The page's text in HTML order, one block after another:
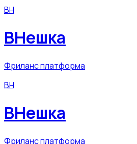
ВН
ВНешка
Фриланс платформа
ВН
ВНешка
Фриланс платформа